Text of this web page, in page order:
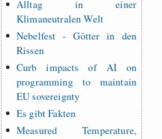
Alltag in einer
Klimaneutralen Welt
Nebelfest - Götter in den
Rissen
Curb impacts of AI on
programming to maintain
EU sovereignty
Es gibt Fakten
Measured Temperature,